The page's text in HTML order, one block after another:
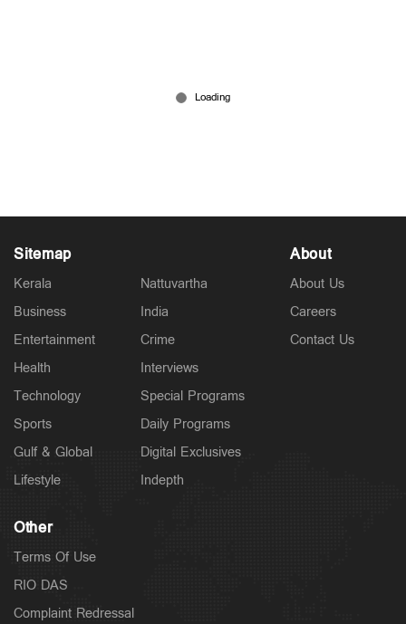
'ബിജെപിക്ക് ഇരട്ടത്താപ്പെന്ന് സംശയം'; FCRA
Sitemap
Kerala
Business
Entertainment
Health
Technology
Sports
Gulf & Global
Lifestyle
Nattuvartha
India
Crime
Interviews
Special Programs
Daily Programs
Digital Exclusives
Indepth
About
About Us
Careers
Contact Us
Other
Terms Of Use
RIO DAS
Complaint Redressal